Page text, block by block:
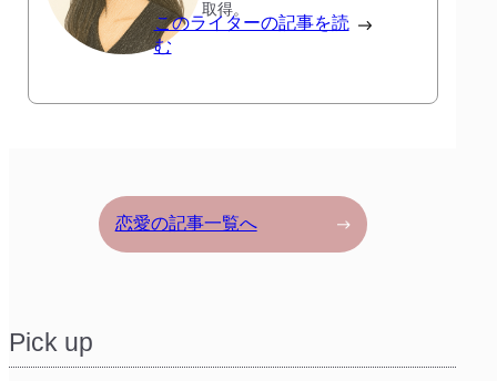
取得。
このライターの記事を読
む
恋愛の記事一覧へ
Pick up